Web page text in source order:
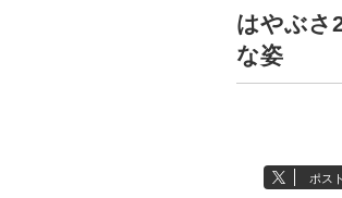
はやぶさ
な姿
ポスト